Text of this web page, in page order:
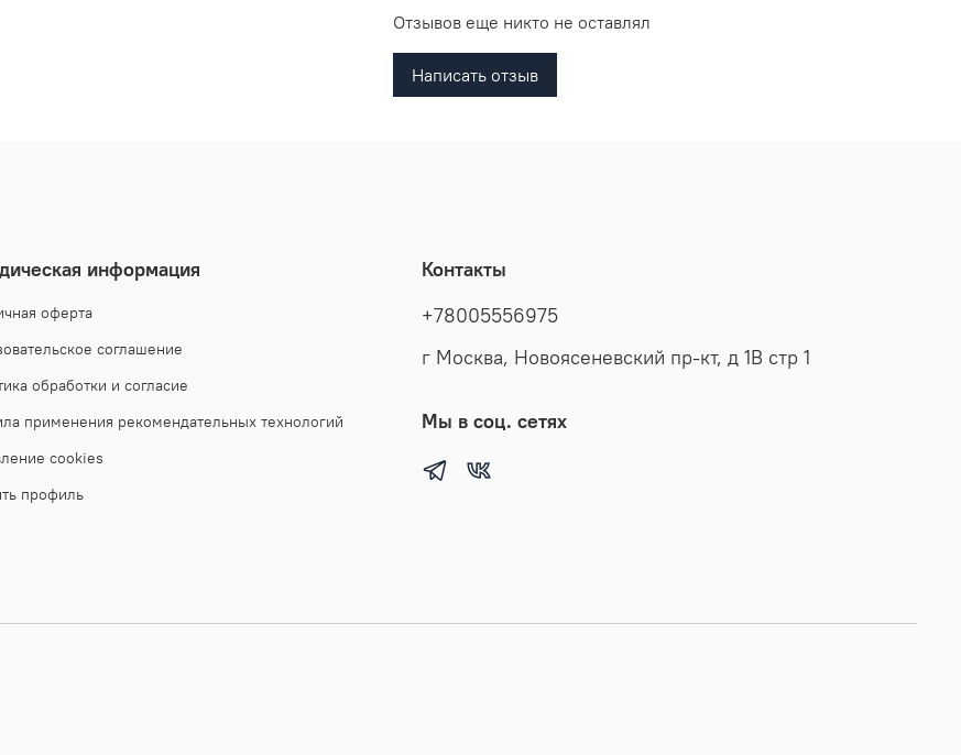
Отзывов еще никто не оставлял
Написать отзыв
информация
оферта
соглашение
обработки и согласие
применения рекомендательных технологий
cookies
профиль
Контакты
+78005556975
г Москва, Новоясеневский пр-кт, д 1В стр 1
Мы в соц. сетях